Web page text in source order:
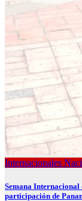
Internacionales
Semana
participación de